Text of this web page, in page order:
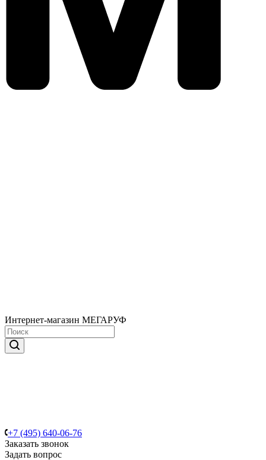
Интернет-магазин МЕГАРУФ
+7 (495) 640-06-76
Заказать звонок
Задать вопрос